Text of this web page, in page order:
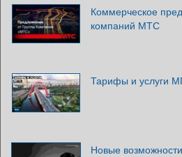
Коммерческое
компаний МТС
Тарифы и услуги
Новые